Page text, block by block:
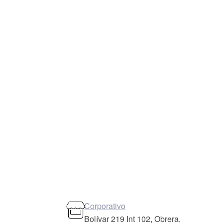
Corporativo
Bolívar 219 Int 102, Obrera,